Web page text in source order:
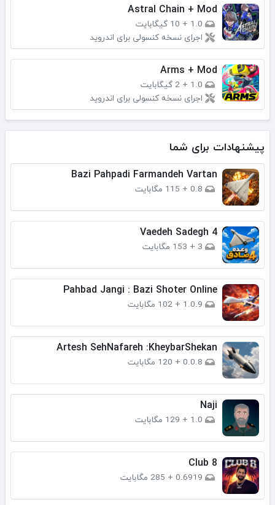
Astral Chain + Mod
1.0
+ 10 گیگابایت
اجرای نسخه کنسولی برای اندروید
Arms + Mod
1.0
+ 2 گیگابایت
اجرای نسخه کنسولی برای اندروید
پیشنهادات برای شما
Bazi Pahpadi Farmandeh Vartan
0.8
+ 115 مگابایت
Vaedeh Sadegh 4
3
+ 153 مگابایت
Pahbad Jangi : Bazi Shoter Online
1.0.9
+ 102 مگابایت
Artesh SehNafareh :KheybarShekan
0.0.8
+ 120 مگابایت
Naji
1.0
+ 129 مگابایت
Club 8
0.6919
+ 285 مگابایت